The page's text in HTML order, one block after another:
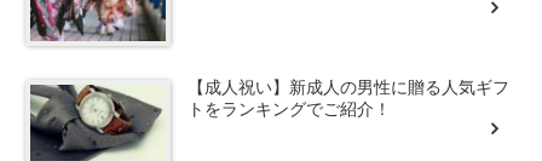
【成人祝い】新成人の男性に贈る人気ギフ
トをランキングでご紹介！